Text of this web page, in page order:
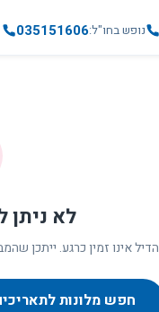
נופש בחו"ל035151606
לא ניתן
הדיל אינו זמין כרגע. ייתכן
חפש מלונות